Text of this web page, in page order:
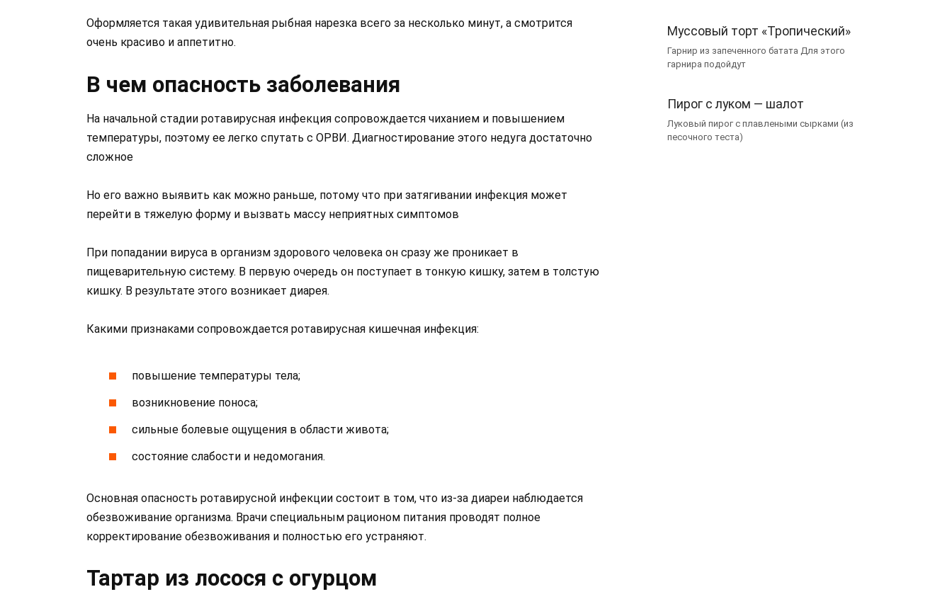
Оформляется такая удивительная рыбная нарезка всего за несколько минут, а смотрится
очень красиво и аппетитно.
В чем опасность заболевания
На начальной стадии ротавирусная инфекция сопровождается чиханием и повышением
температуры, поэтому ее легко спутать с ОРВИ. Диагностирование этого недуга достаточно
сложное
Но его важно выявить как можно раньше, потому что при затягивании инфекция может
перейти в тяжелую форму и вызвать массу неприятных симптомов
При попадании вируса в организм здорового человека он сразу же проникает в
пищеварительную систему. В первую очередь он поступает в тонкую кишку, затем в толстую
кишку. В результате этого возникает диарея.
Какими признаками сопровождается ротавирусная кишечная инфекция:
повышение температуры тела;
возникновение поноса;
сильные болевые ощущения в области живота;
состояние слабости и недомогания.
Основная опасность ротавирусной инфекции состоит в том, что из-за диареи наблюдается
обезвоживание организма. Врачи специальным рационом питания проводят полное
корректирование обезвоживания и полностью его устраняют.
Тартар из лосося с огурцом
Муссовый торт «Тропический»
Гарнир из запеченного батата Для этого
гарнира подойдут
Пирог с луком — шалот
Луковый пирог с плавлеными сырками (из
песочного теста)